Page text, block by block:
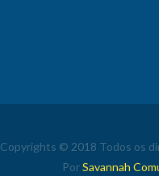
Copyrights © 2018 Todos os
PorSavannah